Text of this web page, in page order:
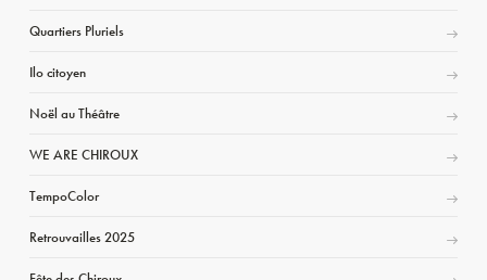
Quartiers Pluriels
Ilo citoyen
Noël au Théâtre
WE ARE CHIROUX
TempoColor
Retrouvailles 2025